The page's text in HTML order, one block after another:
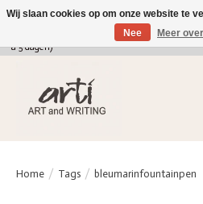
verkoop@arti-artandwriting.be/ +32 (0)471 41
a 5 dagen)
Home / Tags / bleumarinfountainpen
Wij slaan cookies op om onze website te
Nee
Meer